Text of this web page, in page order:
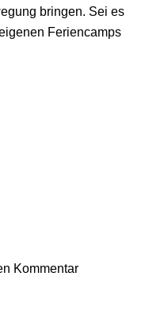
bringen. Sei es
Feriencamps
Kommentar